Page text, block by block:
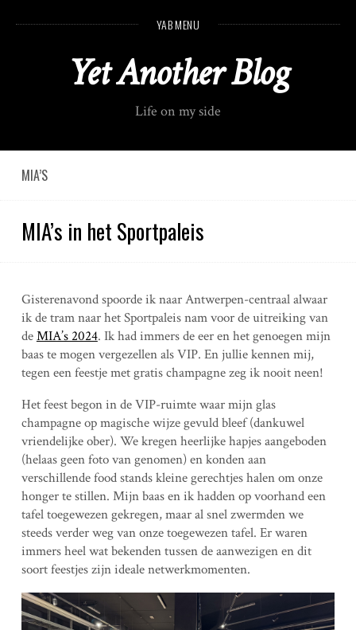
n
YAB MENU
Yet Another Blog
Life on my side
MIA’S
MIA’s in het Sportpaleis
Gisterenavond spoorde ik naar Antwerpen-centraal alwaar
ik de tram naar het Sportpaleis nam voor de uitreiking van
deMIA’s 2024. Ik had immers de eer en het genoegen mijn
baas te mogen vergezellen als VIP. En jullie kennen mij,
tegen een feestje met gratis champagne zeg ik nooit neen!
Het feest begon in de VIP-ruimte waar mijn glas
champagne op magische wijze gevuld bleef (dankuwel
vriendelijke ober). We kregen heerlijke hapjes aangeboden
(helaas geen foto van genomen) en konden aan
verschillende food stands kleine gerechtjes halen om onze
honger te stillen. Mijn baas en ik hadden op voorhand een
tafel toegewezen gekregen, maar al snel zwermden we
steeds verder weg van onze toegewezen tafel. Er waren
immers heel wat bekenden tussen de aanwezigen en dit
soort feestjes zijn ideale netwerkmomenten.